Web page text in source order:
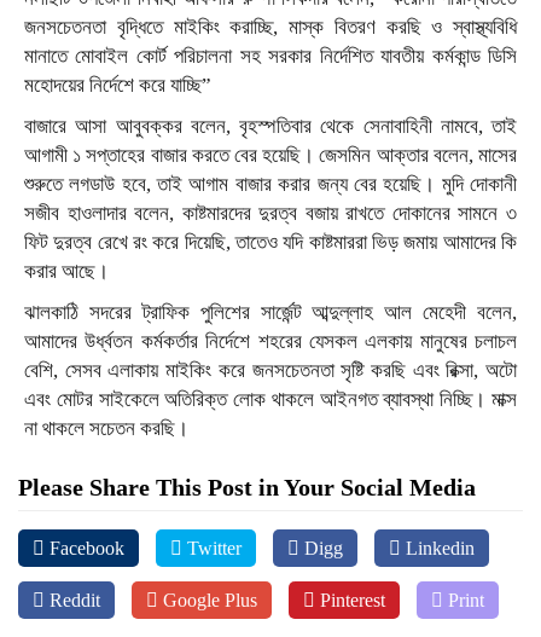
জনসচেতনতা বৃদ্ধিতে মাইকিং করাচ্ছি, মাস্ক বিতরণ করছি ও স্বাস্থ্যবিধি
মানাতে মোবাইল কোর্ট পরিচালনা সহ সরকার নির্দেশিত যাবতীয় কর্মকান্ড ডিসি
মহোদয়ের নির্দেশে করে যাচ্ছি”
বাজারে আসা আবুবক্কর বলেন, বৃহস্পতিবার থেকে সেনাবাহিনী নামবে, তাই
আগামী ১ সপ্তাহের বাজার করতে বের হয়েছি। জেসমিন আক্তার বলেন, মাসের
শুরুতে লগডাউ হবে, তাই আগাম বাজার করার জন্য বের হয়েছি। মুদি দোকানী
সজীব হাওলাদার বলেন, কাষ্টমারদের দুরত্ব বজায় রাখতে দোকানের সামনে ৩
ফিট দুরত্ব রেখে রং করে দিয়েছি, তাতেও যদি কাষ্টমাররা ভিড় জমায় আমাদের কি
করার আছে।
ঝালকাঠি সদরের ট্রাফিক পুলিশের সার্জেন্ট আব্দুল্লাহ আল মেহেদী বলেন,
আমাদের উর্ধ্বতন কর্মকর্তার নির্দেশে শহরের যেসকল এলকায় মানুষের চলাচল
বেশি, সেসব এলাকায় মাইকিং করে জনসচেতনতা সৃষ্টি করছি এবং রিক্সা, অটো
এবং মোটর সাইকেলে অতিরিক্ত লোক থাকলে আইনগত ব্যাবস্থা নিচ্ছি। মাক্স
না থাকলে সচেতন করছি।
Please Share This Post in Your Social Media
Facebook Twitter Digg Linkedin
Reddit Google Plus Pinterest Print